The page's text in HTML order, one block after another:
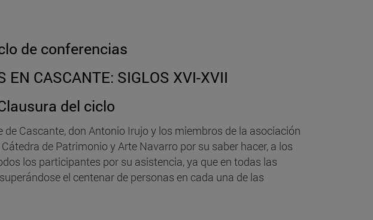
de conferencias
EN CASCANTE: SIGLOS XVI-XVII
del ciclo
de Cascante, don Antonio Irujo y los miembros de la asociación
de Patrimonio y Arte Navarro por su saber hacer, a los
los participantes por su asistencia, ya que en todas las
el centenar de personas en cada una de las